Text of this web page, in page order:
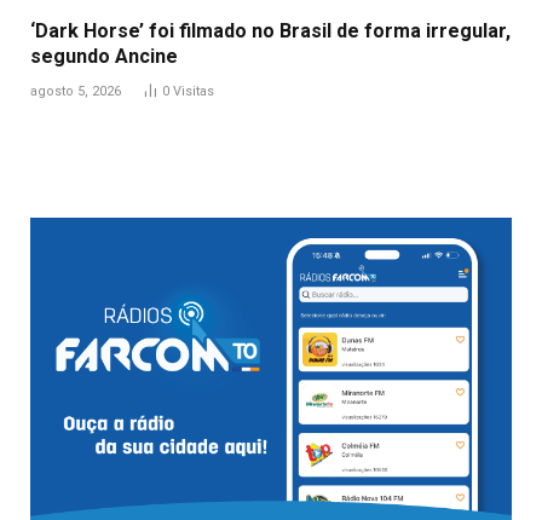
‘Dark Horse’ foi filmado no Brasil de forma irregular,
segundo Ancine
agosto 5, 2026 0 Visitas